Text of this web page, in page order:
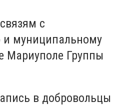
с
и муниципальному
Мариуполе Группы
в добровольцы